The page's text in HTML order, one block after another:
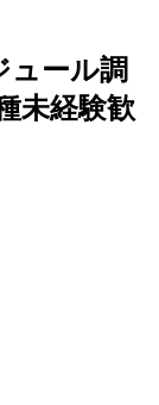
ュール調
未経験歓